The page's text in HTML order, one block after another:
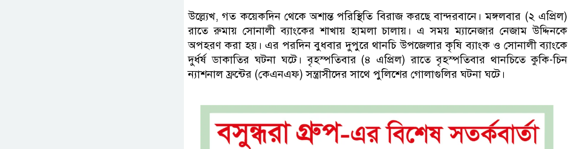
উল্ল্যেখ, গত কয়েকদিন থেকে অশান্ত পরিস্থিতি বিরাজ করছে বান্দরবানে। মঙ্গলবার (২ এপ্রিল)
রাতে রুমায় সোনালী ব্যাংকের শাখায় হামলা চালায়। এ সময় ম্যানেজার নেজাম উদ্দিনকে
অপহরণ করা হয়। এর পরদিন বুধবার দুপুরে থানচি উপজেলার কৃষি ব্যাংক ও সোনালী ব্যাংকে
দুর্ধর্ষ ডাকাতির ঘটনা ঘটে। বৃহস্পতিবার (৪ এপ্রিল) রাতে বৃহস্পতিবার থানচিতে কুকি-চিন
ন্যাশনাল ফ্রন্টের (কেএনএফ) সন্ত্রাসীদের সাথে পুলিশের গোলাগুলির ঘটনা ঘটে।